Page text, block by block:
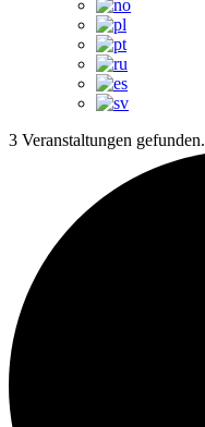
3 Veranstaltungen gefunden.